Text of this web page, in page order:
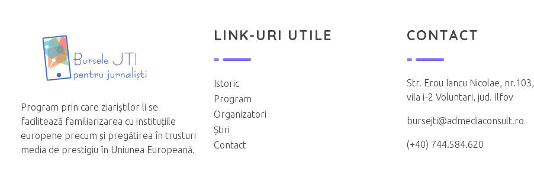
Program prin care ziariştilor li se
facilitează familiarizarea cu instituțiile
europene precum și pregătirea în trusturi
media de prestigiu în Uniunea Europeană.
LINK-URI UTILE
Istoric
Program
Organizatori
Știri
Contact
CONTACT
Str. Erou Iancu Nicolae, nr.103,
vila i-2 Voluntari, jud. Ilfov
bursejti@admediaconsult.ro
(+40) 744.584.620